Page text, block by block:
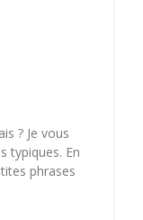
? Je vous
typiques. En
phrases